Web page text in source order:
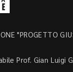
"PROGETTO
Prof. Gian Luigi